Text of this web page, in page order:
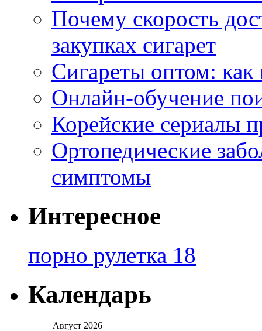
Почему скорость
закупках сигарет
Сигареты оптом:
Онлайн-обучение
Корейские сериалы
Ортопедические
симптомы
Интересное
порно рулетка 18
Календарь
Август 2026